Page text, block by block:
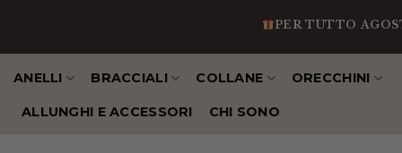
contenuto
PER TUTTO AGOSTO
ANELLI BRACCIALI COLLANE ORECCHINI
ALLUNGHI E ACCESSORI CHI SONO